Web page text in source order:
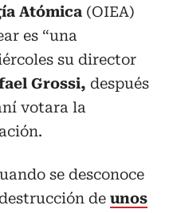
Atómica (OIEA)
es “una
su director
Grossi, después
votara la
se desconoce
de unos